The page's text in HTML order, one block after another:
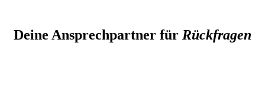
Deine Ansprechpartner für Rückfragen